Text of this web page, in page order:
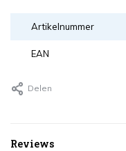
Artikelnummer
EAN
Delen
Reviews